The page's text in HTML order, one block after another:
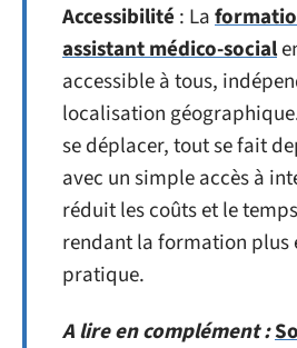
Accessibilité : La
assistant médico-social
accessible à tous,
localisation
se déplacer, tout se fait
avec un simple accès à
réduit les coûts et le
rendant la formation plus
pratique.
A lire en complément :